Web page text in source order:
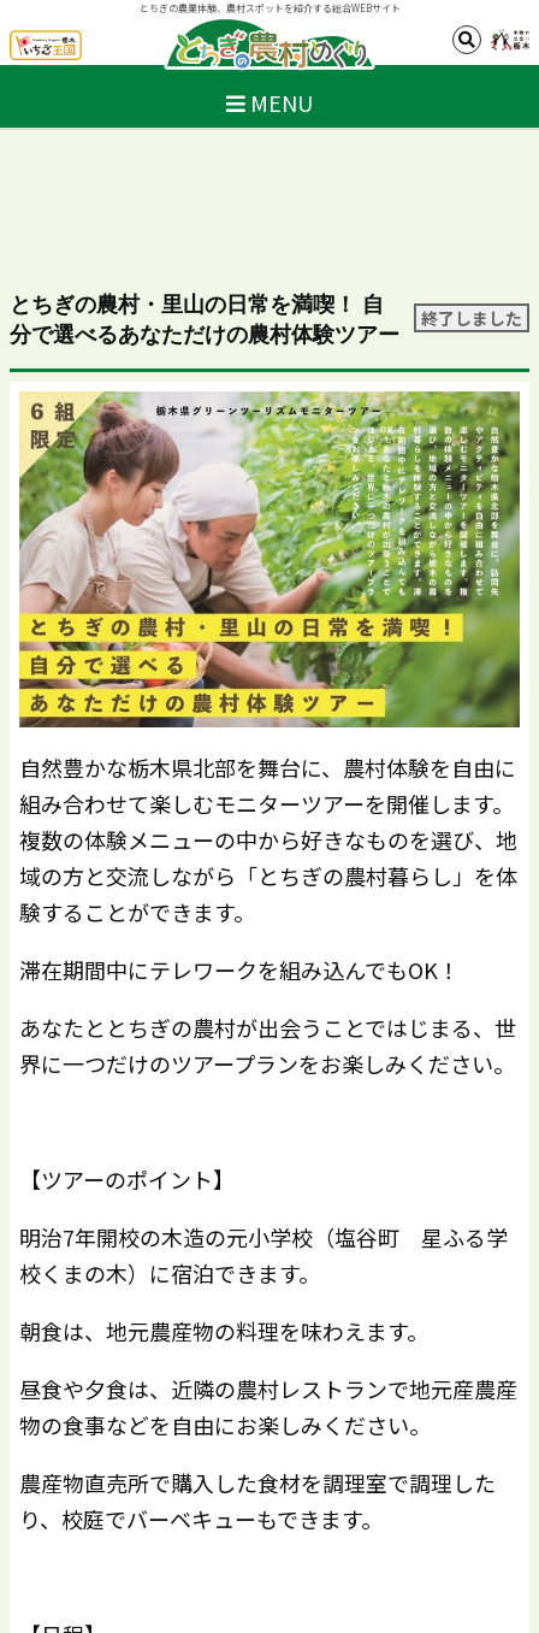
とちぎの農業体験、農村スポットを紹介する総合WEBサイト
MENU
とちぎの農村・里山の日常を満喫！ 自
分で選べるあなただけの農村体験ツアー
終了しました
自然豊かな栃木県北部を舞台に、農村体験を自由に
組み合わせて楽しむモニターツアーを開催します。
複数の体験メニューの中から好きなものを選び、地
域の方と交流しながら「とちぎの農村暮らし」を体
験することができます。
滞在期間中にテレワークを組み込んでもOK！
あなたととちぎの農村が出会うことではじまる、世
界に一つだけのツアープランをお楽しみください。
【ツアーのポイント】
明治7年開校の木造の元小学校（塩谷町 星ふる学
校くまの木）に宿泊できます。
朝食は、地元農産物の料理を味わえます。
昼食や夕食は、近隣の農村レストランで地元産農産
物の食事などを自由にお楽しみください。
農産物直売所で購入した食材を調理室で調理した
り、校庭でバーベキューもできます。